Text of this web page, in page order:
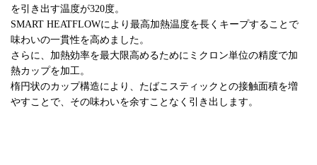
を引き出す温度が320度。
SMART HEATFLOWにより最高加熱温度を長くキープすることで
味わいの一貫性を高めました。
さらに、加熱効率を最大限高めるためにミクロン単位の精度で加
熱カップを加工。
楕円状のカップ構造により、たばこスティックとの接触面積を増
やすことで、その味わいを余すことなく引き出します。